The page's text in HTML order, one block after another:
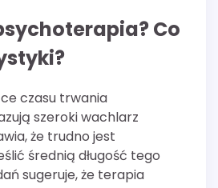
Co
czasu trwania
szeroki wachlarz
że trudno jest
średnią długość tego
sugeruje, że terapia